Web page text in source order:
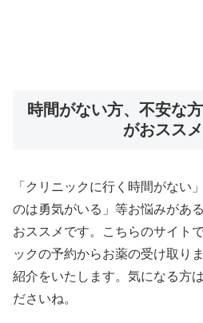
時間がない方、不安な
がおスス
「クリニックに行く時間がない
のは勇気がいる」等お悩みがあ
おススメです。こちらのサイト
ックの予約からお薬の受け取り
紹介をいたします。気になる方
ださいね。